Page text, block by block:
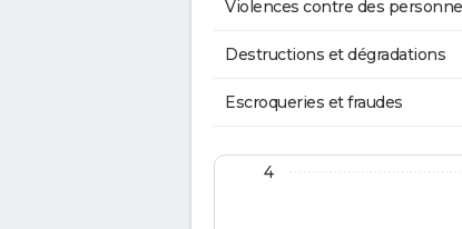
Violences contre des
Destructions et dégradations
Escroqueries et fraudes
4